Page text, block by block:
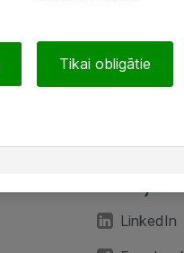
LinkedIn
Tikai obligātie